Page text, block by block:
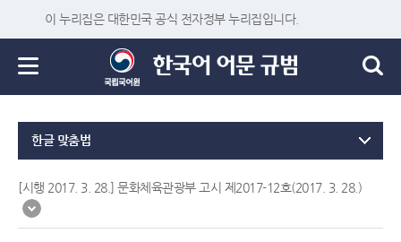
이 누리집은 대한민국 공식 전자정부 누리집입니다.
한글 맞춤법
[시행 2017. 3. 28.] 문화체육관광부 고시 제2017-12호(2017. 3. 28.)